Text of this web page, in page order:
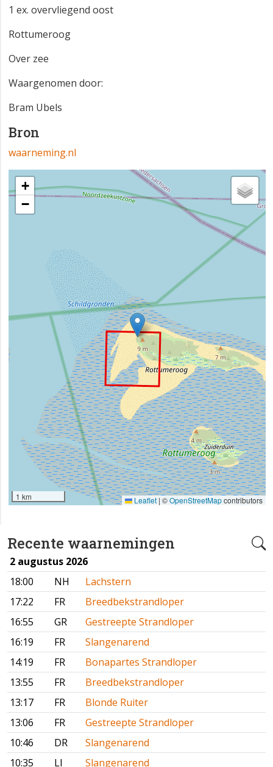
Recente waarnemingen
2 augustus 2026
18:00
NH
Lachstern
17:22
FR
Breedbekstrandloper
16:55
GR
Gestreepte Strandloper
16:19
FR
Slangenarend
14:19
FR
Bonapartes Strandloper
13:55
FR
Breedbekstrandloper
13:17
FR
Blonde Ruiter
13:06
FR
Gestreepte Strandloper
10:46
DR
Slangenarend
10:35
LI
Slangenarend
1 ex. overvliegend oost
Rottumeroog
Over zee
Waargenomen door:
Bram Ubels
Bron
waarneming.nl
+
−
1 km Leaflet | ©OpenStreetMapcontributors